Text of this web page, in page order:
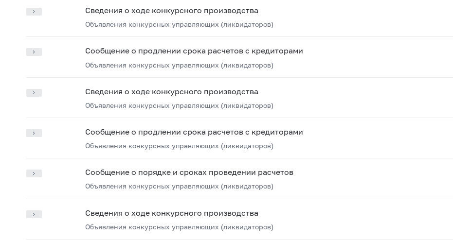
Сведения о ходе конкурсного производства
Объявления конкурсных управляющих (ликвидаторов)
Сообщение о продлении срока расчетов с кредиторами
Объявления конкурсных управляющих (ликвидаторов)
Сведения о ходе конкурсного производства
Объявления конкурсных управляющих (ликвидаторов)
Сообщение о продлении срока расчетов с кредиторами
Объявления конкурсных управляющих (ликвидаторов)
Сообщение о порядке и сроках проведении расчетов
Объявления конкурсных управляющих (ликвидаторов)
Сведения о ходе конкурсного производства
Объявления конкурсных управляющих (ликвидаторов)